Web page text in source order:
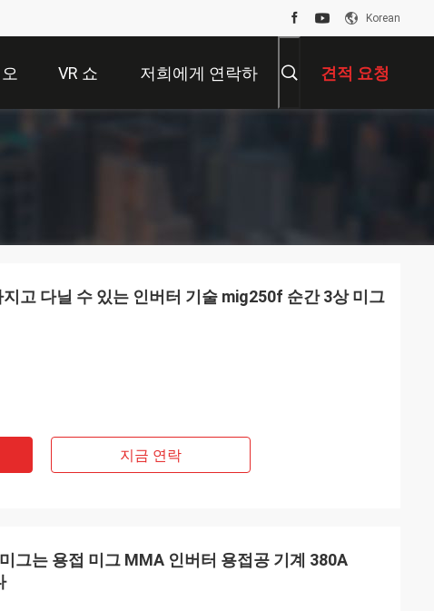
Korean
VR 쇼 저희에게 연락하 견적 요청
고 다닐 수 있는 인버터 기술 mig250f 순간 3상 미그
지금 연락
그는 용접 미그 MMA 인버터 용접공 기계 380A